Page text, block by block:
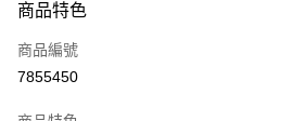
信用卡一次付款
ATM付款
運送方式
商品特色
商品編號
7855450